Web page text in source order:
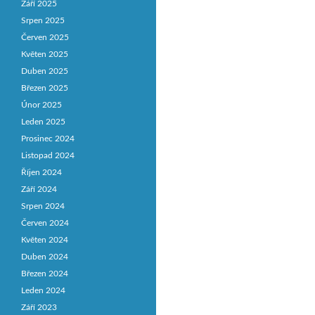
Září 2025
Srpen 2025
Červen 2025
Květen 2025
Duben 2025
Březen 2025
Únor 2025
Leden 2025
Prosinec 2024
Listopad 2024
Říjen 2024
Září 2024
Srpen 2024
Červen 2024
Květen 2024
Duben 2024
Březen 2024
Leden 2024
Září 2023